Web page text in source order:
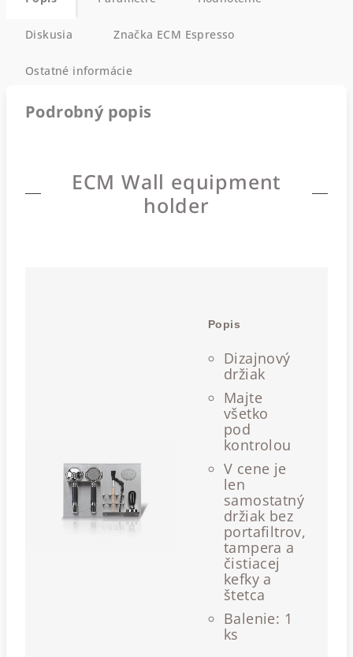
Diskusia Značka ECM Espresso
Ostatné informácie
Podrobný popis
ECM Wall equipment
holder
Popis
Dizajnový
držiak
Majte
všetko
pod
kontrolou
V cene je
len
samostatný
držiak bez
portafiltrov,
tampera a
čistiacej
kefky a
štetca
Balenie: 1
ks